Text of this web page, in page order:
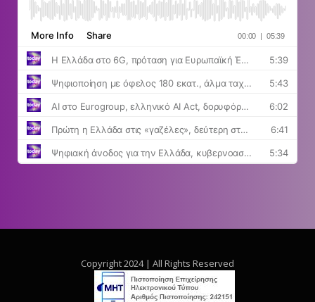
Copyright 2024 | All Rights Reserved